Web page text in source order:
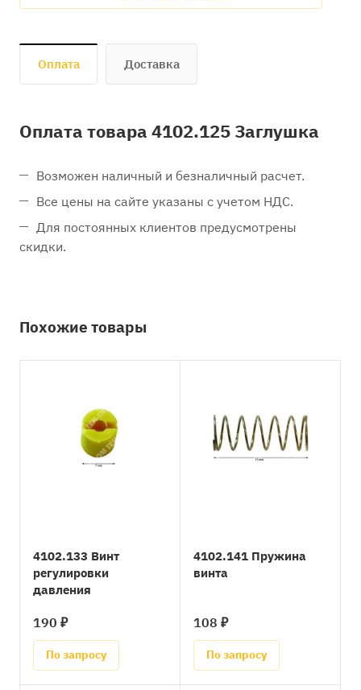
Оплата Доставка
Оплата товара 4102.125 Заглушка
Возможен наличный и безналичный расчет.
Все цены на сайте указаны с учетом НДС.
Для постоянных клиентов предусмотрены
скидки.
Похожие товары
4102.133 Винт
регулировки
давления
190 ₽
По запросу
4102.141 Пружина
винта
108 ₽
По запросу